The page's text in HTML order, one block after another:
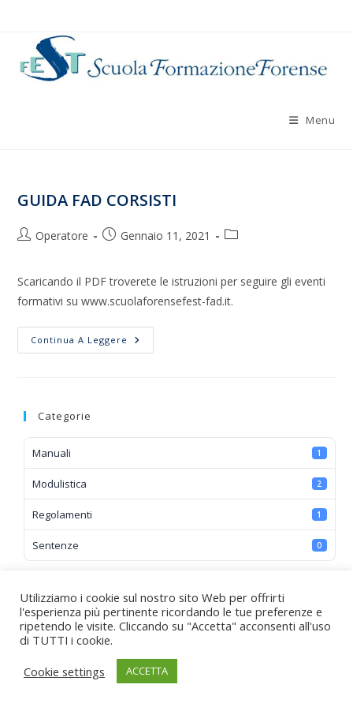
contenuto
Menu
GUIDA FAD CORSISTI
AutoreOperatore
ArticoloGennaio 11, 2021
Categoria
Scaricando il PDF troverete le istruzioni per seguire gli eventi
formativi su www.scuolaforensefest-fad.it.
Continua A Leggere GUIDA
FAD
Categorie
Manuali 1
Modulistica 2
Regolamenti 1
Sentenze 0
Utilizziamo i cookie sul nostro sito Web per offrirti
l'esperienza più pertinente ricordando le tue preferenze e
ripetendo le visite. Cliccando su "Accetta" acconsenti all'uso
di TUTTI i cookie.
Cookie settings
ACCETTA